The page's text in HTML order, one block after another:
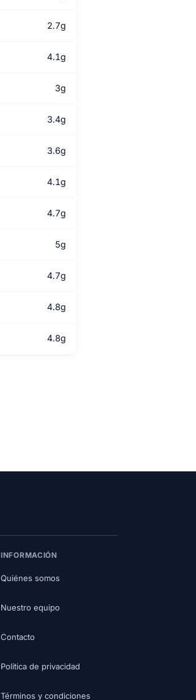
2.7g
4.1g
3g
3.4g
3.6g
4.1g
4.7g
5g
4.7g
4.8g
4.8g
INFORMACIÓN
Quiénes somos
Nuestro equipo
Contacto
Política de privacidad
Términos y condiciones